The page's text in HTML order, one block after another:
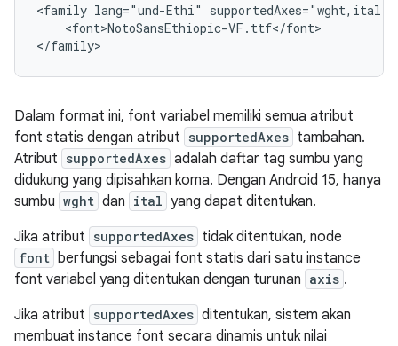
<family lang="und-Ethi" supportedAxes="wght,ital">
    <font>NotoSansEthiopic-VF.ttf</font>
Dalam format ini, font variabel memiliki semua atribut
font statis dengan atribut supportedAxes tambahan.
Atribut supportedAxes adalah daftar tag sumbu yang
didukung yang dipisahkan koma. Dengan Android 15, hanya
sumbu wght dan ital yang dapat ditentukan.
Jika atribut supportedAxes tidak ditentukan, node
font berfungsi sebagai font statis dari satu instance
font variabel yang ditentukan dengan turunan axis .
Jika atribut supportedAxes ditentukan, sistem akan
membuat instance font secara dinamis untuk nilai